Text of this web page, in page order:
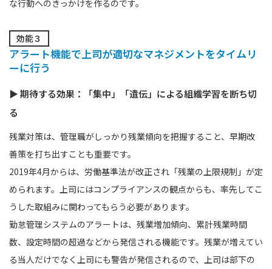
な行動へのきっかけを作るのです。
効能３
アラート機能で上司が適切なマネジメントをタイムリ
ーに行う
▶ 期待する効果：「集中」「遺伝」による組織学習を断ち切
る
残業対策は、管理職がしっかり残業傾向を把握すること、早期改
善策を打ち出すことも重要です。
2019年4月からは、労働基準法が改正され「残業の上限規制」が定
められます。上司にはコンプライアンスの観点からも、率先してこ
うした取組みに関わってもらう必要があります。
勤怠管理システムのアラートは、残業増加傾向、累計残業時間
数、設定時間の超過などから発信される機能です。残業が増えてい
る当人だけでなく上司にも警告が発信されるので、上司は部下の